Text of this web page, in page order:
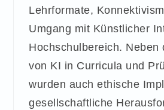
Lehrformate,
Umgang mit Künstlicher
Hochschulbereich. Neben
von KI in Curricula und
wurden auch ethische
gesellschaftliche